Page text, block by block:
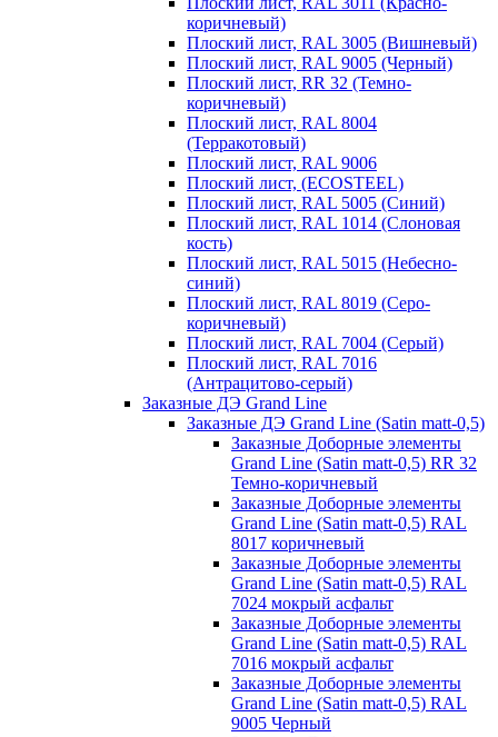
коричневый)
Плоский лист, RAL 3005 (Вишневый)
Плоский лист, RAL 9005 (Черный)
Плоский лист, RR 32 (Темно-
коричневый)
Плоский лист, RAL 8004
(Терракотовый)
Плоский лист, RAL 9006
Плоский лист, (ECOSTEEL)
Плоский лист, RAL 5005 (Синий)
Плоский лист, RAL 1014 (Слоновая
кость)
Плоский лист, RAL 5015 (Небесно-
синий)
Плоский лист, RAL 8019 (Серо-
коричневый)
Плоский лист, RAL 7004 (Серый)
Плоский лист, RAL 7016
(Антрацитово-серый)
Заказные ДЭ Grand Line
Заказные ДЭ Grand Line (Satin matt-0,5)
Заказные Доборные элементы
Grand Line (Satin matt-0,5) RR 32
Темно-коричневый
Заказные Доборные элементы
Grand Line (Satin matt-0,5) RAL
8017 коричневый
Заказные Доборные элементы
Grand Line (Satin matt-0,5) RAL
7024 мокрый асфальт
Заказные Доборные элементы
Grand Line (Satin matt-0,5) RAL
7016 мокрый асфальт
Заказные Доборные элементы
Grand Line (Satin matt-0,5) RAL
9005 Черный